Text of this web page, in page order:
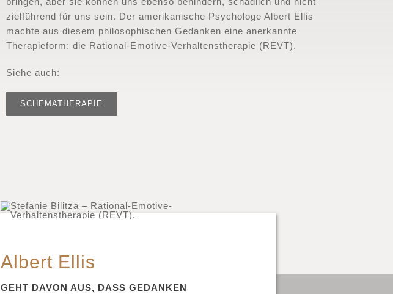
zielführend für uns sein. Der amerikanische Psychologe Albert Ellis
machte aus diesem philosophischen Gedanken eine anerkannte
Therapieform: die Rational-Emotive-Verhaltenstherapie (REVT).
Siehe auch:
SCHEMATHERAPIE
Albert Ellis
GEHT DAVON AUS, DASS GEDANKEN